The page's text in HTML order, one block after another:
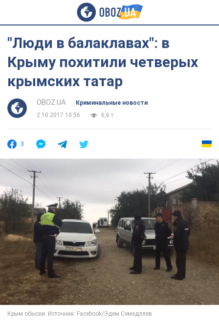
"Люди в балаклавах": в
Крыму похитили четверых
крымских татар
OBOZ.UA
Криминальные новости
2.10.2017 10:56
6,6 т.
3